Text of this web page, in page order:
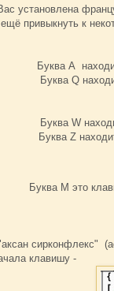
установлена
ещё привыкнуть к
Буква A
Буква Q
Буква W
Буква Z
Буква М это
сирконфлекс"
клавишу -